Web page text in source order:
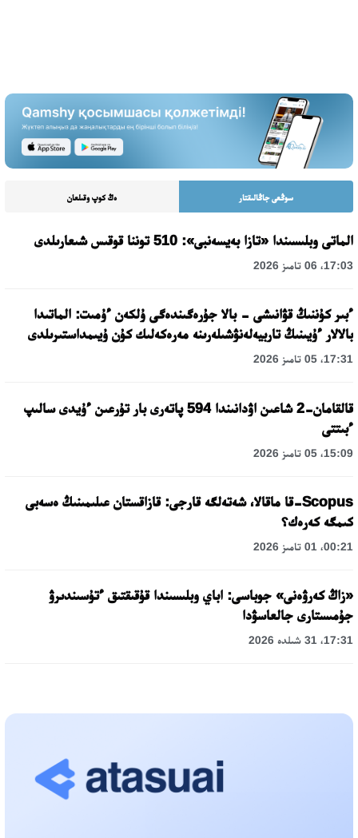
سوڭعى جاڭالىقتار ەڭ كوپ وقىلعان
الماتى وبلىسىندا «تازا بەيسەنبى»: 510 توننا قوقىس شىعارىلدى
17:03، 06 تامىز 2026
ءبىر كۇننىڭ قۋانىشى - بالا جۇرەگىندەگى ۇلكەن ءۇمىت: الماتىدا
بالالار ءۇيىنىڭ تاربيەلەنۋشىلەرىنە مەرەكەلىك كۇن ۇيىمداستىرىلدى
17:31، 05 تامىز 2026
قالقامان-2 شاعىن اۋدانىندا 594 پاتەرى بار تۇرعىن ءۇيدى سالىپ
ءبىتتى
15:09، 05 تامىز 2026
Scopus-قا ماقالا، شەتەلگە قارجى: قازاقستان عىلىمىنىڭ ەسەبى
كىمگە كەرەك؟
00:21، 01 تامىز 2026
«زاڭ كەرۋەنى» جوباسى: اباي وبلىسىندا قۇقىقتىق ءتۇسىندىرۋ
جۇمىستارى جالعاسۋدا
17:31، 31 شىلدە 2026
اسحات اسىلبەكوۆ: كۇشتى بيلىككە كۇشتى تۇلعالار كەرەك!